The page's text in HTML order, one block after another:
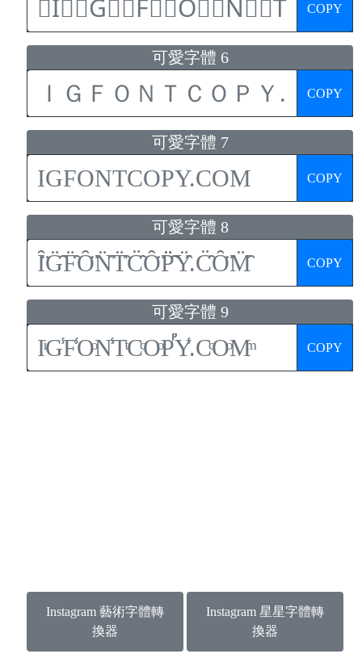
COPY
可愛字體 6
COPY
可愛字體 7
COPY
可愛字體 8
COPY
可愛字體 9
COPY
Instagram 藝術字體轉
換器
Instagram 星星字體轉
換器